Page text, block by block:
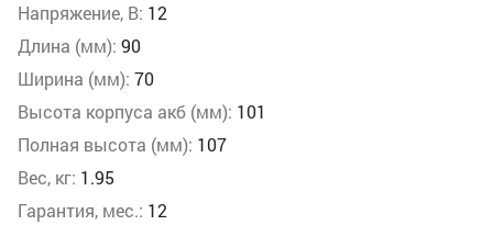
Напряжение, В: 12
Длина (мм): 90
Ширина (мм): 70
Высота корпуса акб (мм): 101
Полная высота (мм): 107
Вес, кг: 1.95
Гарантия, мес.: 12